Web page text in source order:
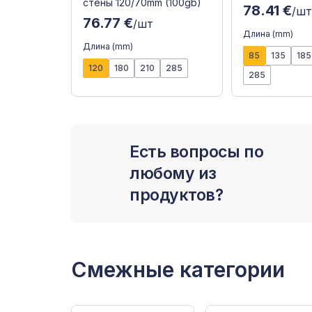
76.77 €/шт
Длина (mm)
120 180 210 285
78.41 €/шт
Длина (mm)
85 135 185
285
Есть вопросы по
любому из
продуктов?
Смежные категории